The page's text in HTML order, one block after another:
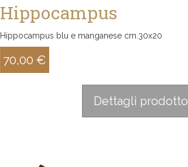
Hippocampus
Hippocampus blu e manganese cm.30x20
70,00 €
Dettagli prodotto